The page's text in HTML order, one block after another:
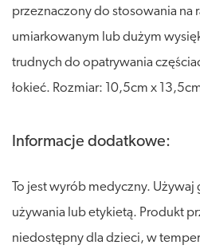
przeznaczony do stosowania na
umiarkowanym lub dużym
trudnych do opatrywania
łokieć. Rozmiar: 10,5cm x
Informacje dodatkowe:
To jest wyrób medyczny.
używania lub etykietą. Produkt
niedostępny dla dzieci, w